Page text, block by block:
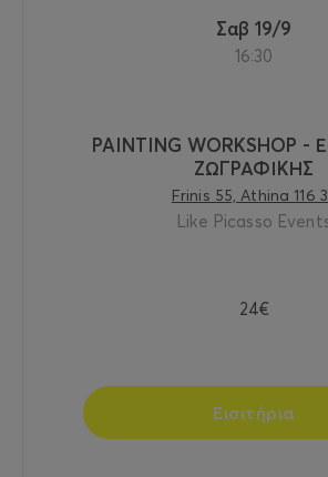
Σαβ 19/9
16:30
PAINTING WORKSHOP -
ΖΩΓΡΑΦΙΚΗΣ
Frinis 55, Athina 116
Like Picasso
24€
Εισιτήρια